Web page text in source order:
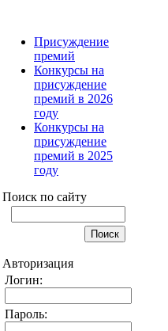
Присуждение
премий
Конкурсы на
присуждение
премий в 2026
году
Конкурсы на
присуждение
премий в 2025
году
Поиск по сайту
Авторизация
Логин:
Пароль: